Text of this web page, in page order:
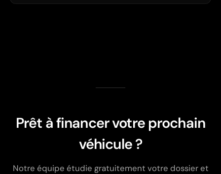
Prêt à financer votre prochain
véhicule ?
Notre équipe étudie gratuitement votre dossier et